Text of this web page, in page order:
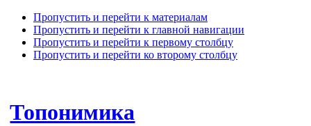
Пропустить и перейти к материалам
Пропустить и перейти к главной навигации
Пропустить и перейти к первому столбцу
Пропустить и перейти ко второму столбцу
Топонимика